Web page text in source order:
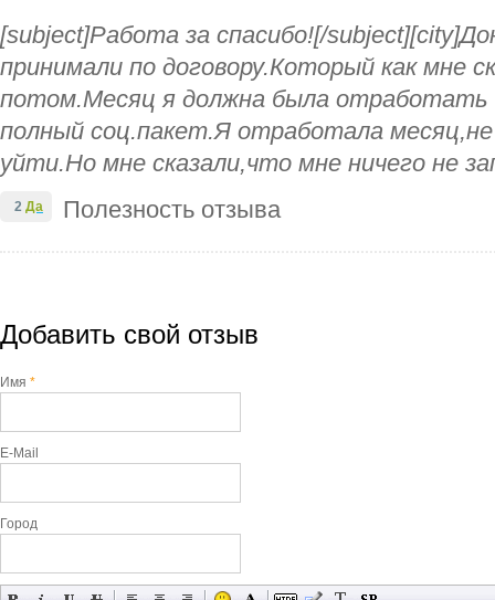
[subject]Работа за спасибо![/
принимали по договору.Который как мне
потом.Месяц я должна была отработать
полный соц.пакет.Я отработала месяц,не
уйти.Но мне сказали,что мне ничего не
Полезность отзыва
2 Да
Добавить свой отзыв
Имя *
E-Mail
Город